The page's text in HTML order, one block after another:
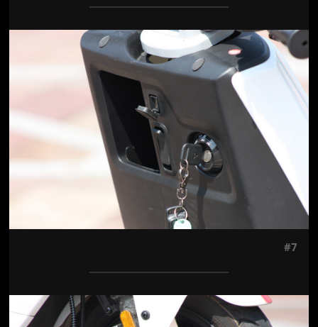
Jön még kép!
#7
Jön még kép!